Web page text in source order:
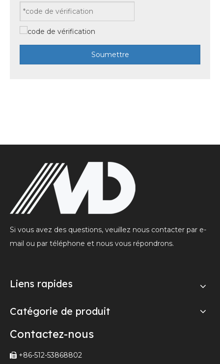
Soumettre
Si vous avez des questions, veuillez nous contacter par e-
mail ou par téléphone et nous vous répondrons.
Liens rapides
Catégorie de produit
Contactez-nous
 +86-512-53868802